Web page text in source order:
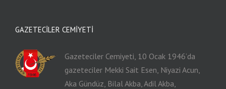
GAZETECILER CEMIYETI
Gazeteciler Cemiyeti, 10 Ocak 1946’da
gazeteciler Mekki Sait Esen, Niyazi Acun,
Aka Gündüz, Bilal Akba, Adil Akba,